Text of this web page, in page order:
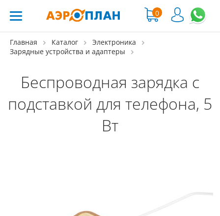
0
Главная Каталог
Электроника
Зарядные устройства и адаптеры
Беспроводная зарядка с
подставкой для телефона, 5
Вт